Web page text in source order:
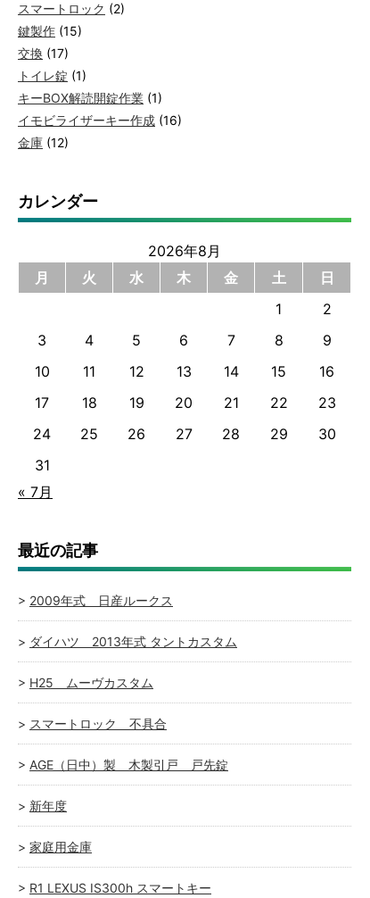
スマートロック (2)
鍵製作 (15)
交換 (17)
トイレ錠 (1)
キーBOX解読開錠作業 (1)
イモビライザーキー作成 (16)
金庫 (12)
カレンダー
2026年8月
月
火 水 木 金 土
日
1
2
3
4 5 6 7 8
9
10
11 12 13 14 15
16
17
18 19 20 21 22
23
24
25 26 27 28 29
30
31
« 7月
最近の記事
2009年式 日産ルークス
ダイハツ 2013年式 タントカスタム
H25 ムーヴカスタム
スマートロック 不具合
AGE（日中）製 木製引戸 戸先錠
新年度
家庭用金庫
R1 LEXUS IS300h スマートキー